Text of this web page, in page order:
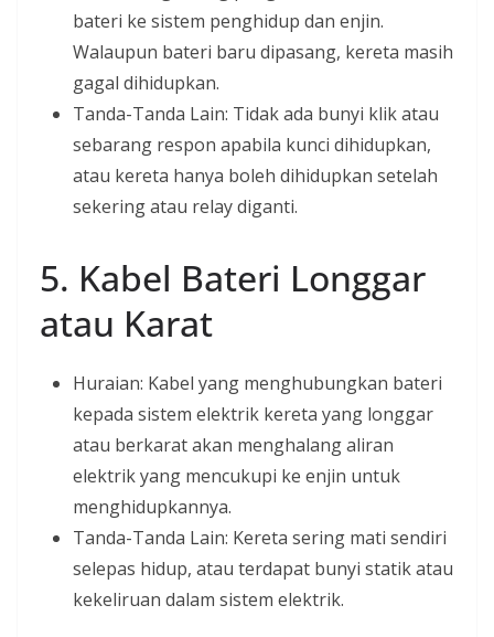
bateri ke sistem penghidup dan enjin.
Walaupun bateri baru dipasang, kereta masih
gagal dihidupkan.
Tanda-Tanda Lain: Tidak ada bunyi klik atau
sebarang respon apabila kunci dihidupkan,
atau kereta hanya boleh dihidupkan setelah
sekering atau relay diganti.
5. Kabel Bateri Longgar
atau Karat
Huraian: Kabel yang menghubungkan bateri
kepada sistem elektrik kereta yang longgar
atau berkarat akan menghalang aliran
elektrik yang mencukupi ke enjin untuk
menghidupkannya.
Tanda-Tanda Lain: Kereta sering mati sendiri
selepas hidup, atau terdapat bunyi statik atau
kekeliruan dalam sistem elektrik.